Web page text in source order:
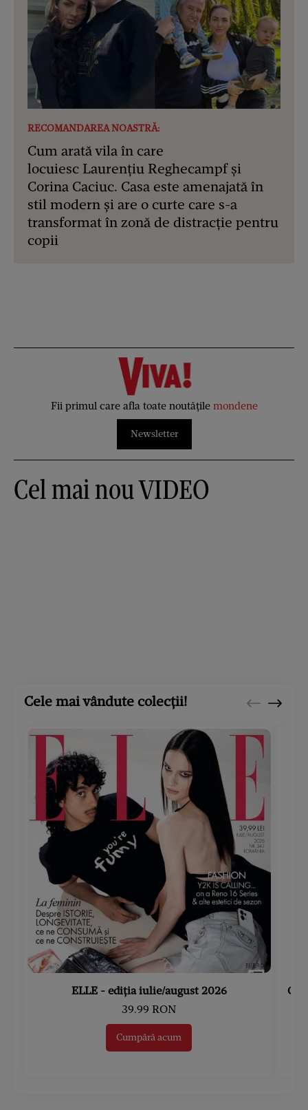
RECOMANDAREA NOASTRĂ:
Cum arată vila în care
locuiesc Laurențiu Reghecampf și
Corina Caciuc. Casa este amenajată în
stil modern și are o curte care s-a
transformat în zonă de distracție pentru
copii
Fii primul care afla toate noutățile mondene
Newsletter
Cel mai nou VIDEO
Cele mai vândute colecții!
ELLE - ediția iulie/august 2026
39.99 RON
Cumpără acum